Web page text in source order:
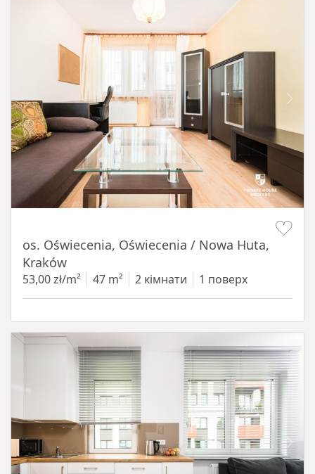
os. Oświecenia, Oświecenia / Nowa Huta,
Kraków
53,00 zł/m² 47 m² 2 кімнати 1 поверх